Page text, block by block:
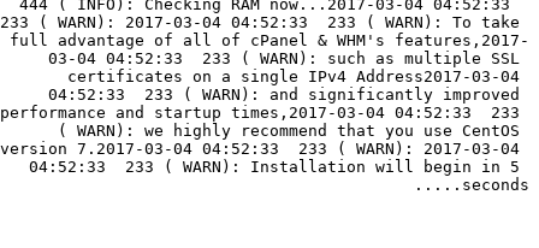
444 ( INFO): Checking RAM now...2017-03-04 04:52:33
233 ( WARN): 2017-03-04 04:52:33  233 ( WARN): To take
full advantage of all of cPanel & WHM's features,2017-
03-04 04:52:33  233 ( WARN): such as multiple SSL
certificates on a single IPv4 Address2017-03-04
04:52:33  233 ( WARN): and significantly improved
performance and startup times,2017-03-04 04:52:33  233
( WARN): we highly recommend that you use CentOS
version 7.2017-03-04 04:52:33  233 ( WARN): 2017-03-04
04:52:33  233 ( WARN): Installation will begin in 5